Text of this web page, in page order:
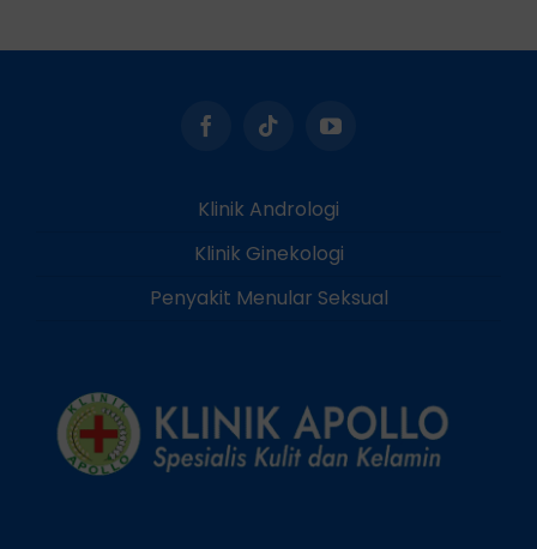
Klinik Andrologi
Klinik Ginekologi
Penyakit Menular Seksual